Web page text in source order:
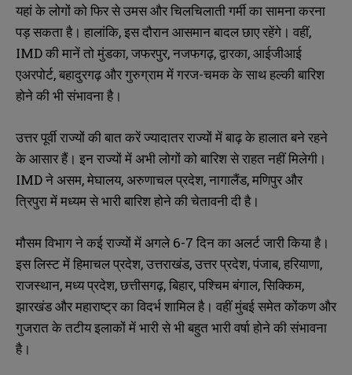
यहां के लोगों को फिर से उमस और चिलचिलाती गर्मी का सामना करना
पड़ सकता है। हालांकि, इस दौरान आसमान बादल छाए रहेंगे। वहीं,
IMD की मानें तो मुंडका, जफरपुर, नजफगढ़, द्वारका, आईजीआई
एअरपोर्ट, बहादुरगढ़ और गुरुग्राम में गरज-चमक के साथ हल्की बारिश
होने की भी संभावना है।
उत्तर पूर्वी राज्यों की बात करें ज्यादातर राज्यों में बाढ़ के हालात बने रहने
के आसार हैं। इन राज्यों में अभी लोगों को बारिश से राहत नहीं मिलेगी।
IMD ने असम, मेघालय, अरुणाचल प्रदेश, नागालैंड, मणिपुर और
त्रिपुरा में मध्यम से भारी बारिश होने की चेतावनी दी है।
मौसम विभाग ने कई राज्यों में अगले 6-7 दिन का अलर्ट जारी किया है।
इस लिस्ट में हिमाचल प्रदेश, उत्तराखंड, उत्तर प्रदेश, पंजाब, हरियाणा,
राजस्थान, मध्य प्रदेश, छत्तीसगढ़, बिहार, पश्चिम बंगाल, सिक्किम,
झारखंड और महाराष्ट्र का विदर्भ शामिल है। वहीं मुंबई समेत कोंकण और
गुजरात के तटीय इलाकों में भारी से भी बहुत भारी वर्षा होने की संभावना
है।